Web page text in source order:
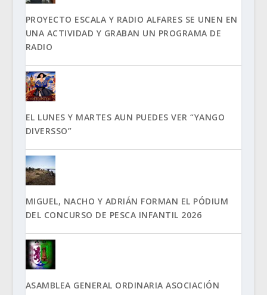
PROYECTO ESCALA Y RADIO ALFARES SE UNEN EN
UNA ACTIVIDAD Y GRABAN UN PROGRAMA DE
RADIO
EL LUNES Y MARTES AUN PUEDES VER “YANGO
DIVERSSO”
MIGUEL, NACHO Y ADRIÁN FORMAN EL PÓDIUM
DEL CONCURSO DE PESCA INFANTIL 2026
ASAMBLEA GENERAL ORDINARIA ASOCIACIÓN